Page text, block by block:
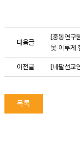
다음글
[중동연구
못 이루게
이전글 [네팔선교
목록